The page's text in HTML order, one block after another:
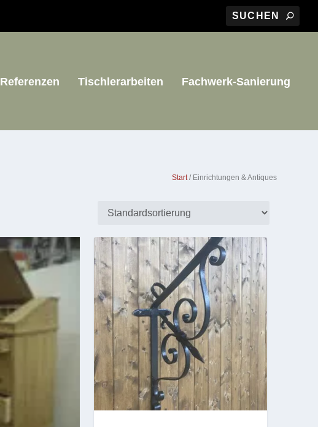
Referenzen Tischlerarbeiten Fachwerk-Sanierung
Start/ Einrichtungen & Antiques